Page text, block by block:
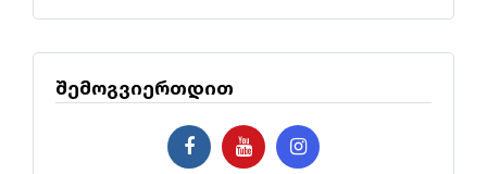
შემოგვიერთდით